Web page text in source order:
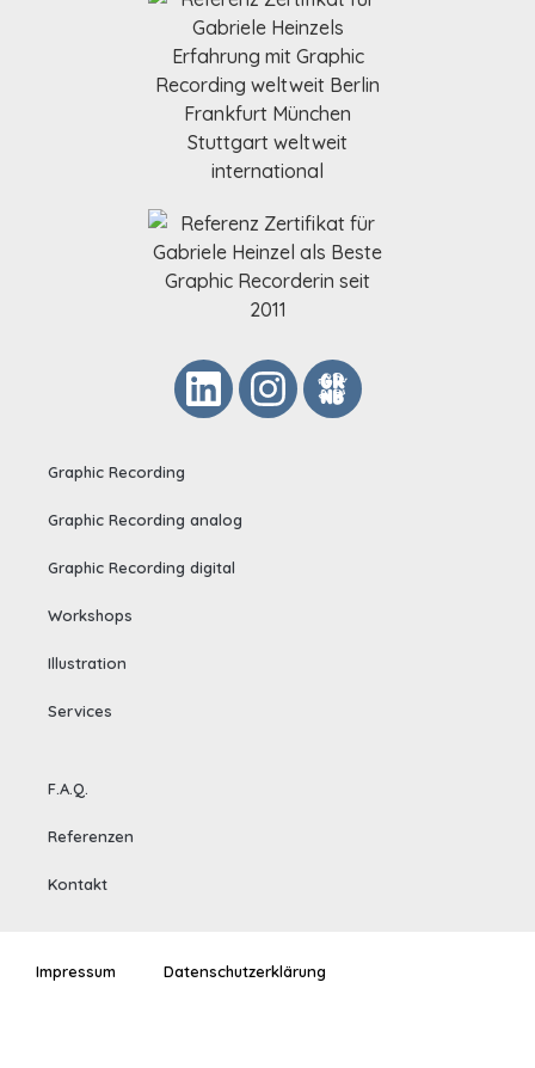
Graphic Recording
Graphic Recording analog
Graphic Recording digital
Workshops
Illustration
Services
F.A.Q.
Referenzen
Kontakt
Impressum Datenschutzerklärung